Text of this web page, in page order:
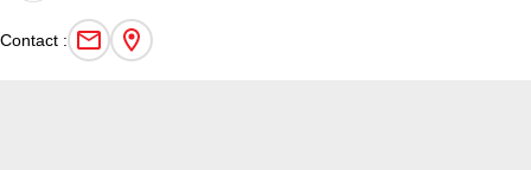
DOMINIQUE W
Contact :